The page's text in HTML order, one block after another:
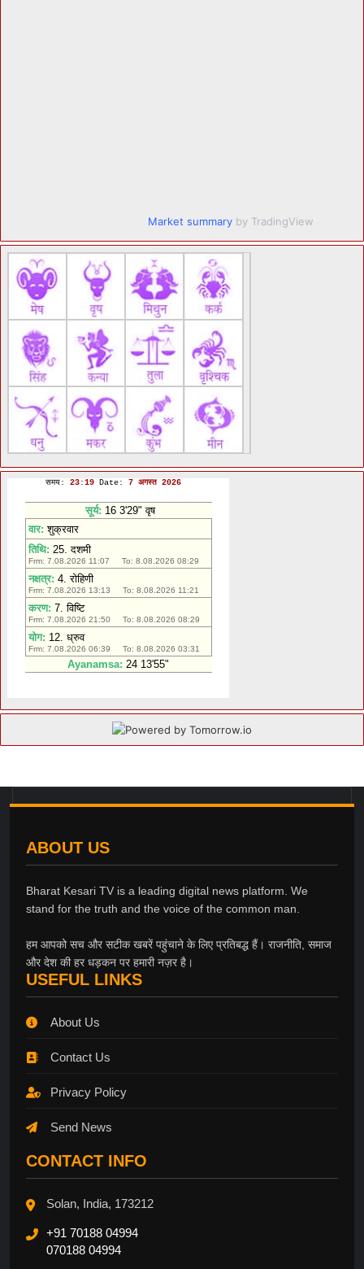
Market summary by TradingView
ABOUT US
Bharat Kesari TV is a leading digital news platform. We
stand for the truth and the voice of the common man.
हम आपको सच और सटीक खबरें पहुंचाने के लिए प्रतिबद्ध हैं। राजनीति, समाज
और देश की हर धड़कन पर हमारी नज़र है।
USEFUL LINKS
About Us
Contact Us
Privacy Policy
Send News
CONTACT INFO
Solan, India, 173212
+91 70188 04994
070188 04994